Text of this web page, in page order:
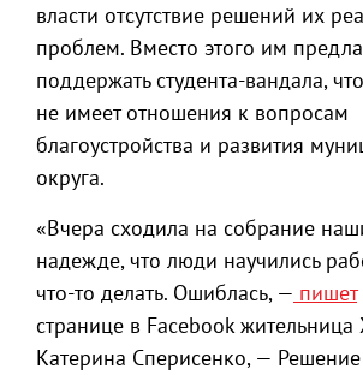
власти отсутствие решений их
проблем. Вместо этого им
поддержать студента-вандала,
не имеет отношения к вопросам
благоустройства и развития
округа.
«Вчера сходила на собрание
надежде, что люди научились
что-то делать. Ошиблась, — пишет
странице в Facebook
Катерина Сперисенко, —